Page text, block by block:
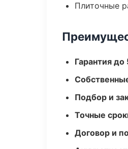
Плиточные
Гарантия
Подбор и
Точные
Договор и